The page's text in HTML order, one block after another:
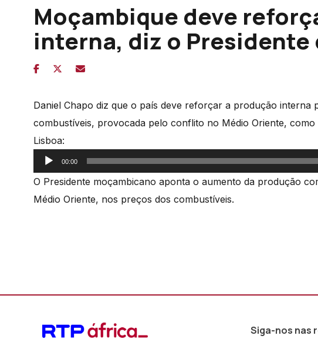
Moçambique deve
interna, diz o Presidente
Daniel Chapo diz que o país deve reforçar a produção interna
combustíveis, provocada pelo conflito no Médio Oriente,
Lisboa:
Reprodutor
de
áudio
00:00
O Presidente moçambicano aponta o aumento da produção
Médio Oriente, nos preços dos combustíveis.
Siga-nos nas